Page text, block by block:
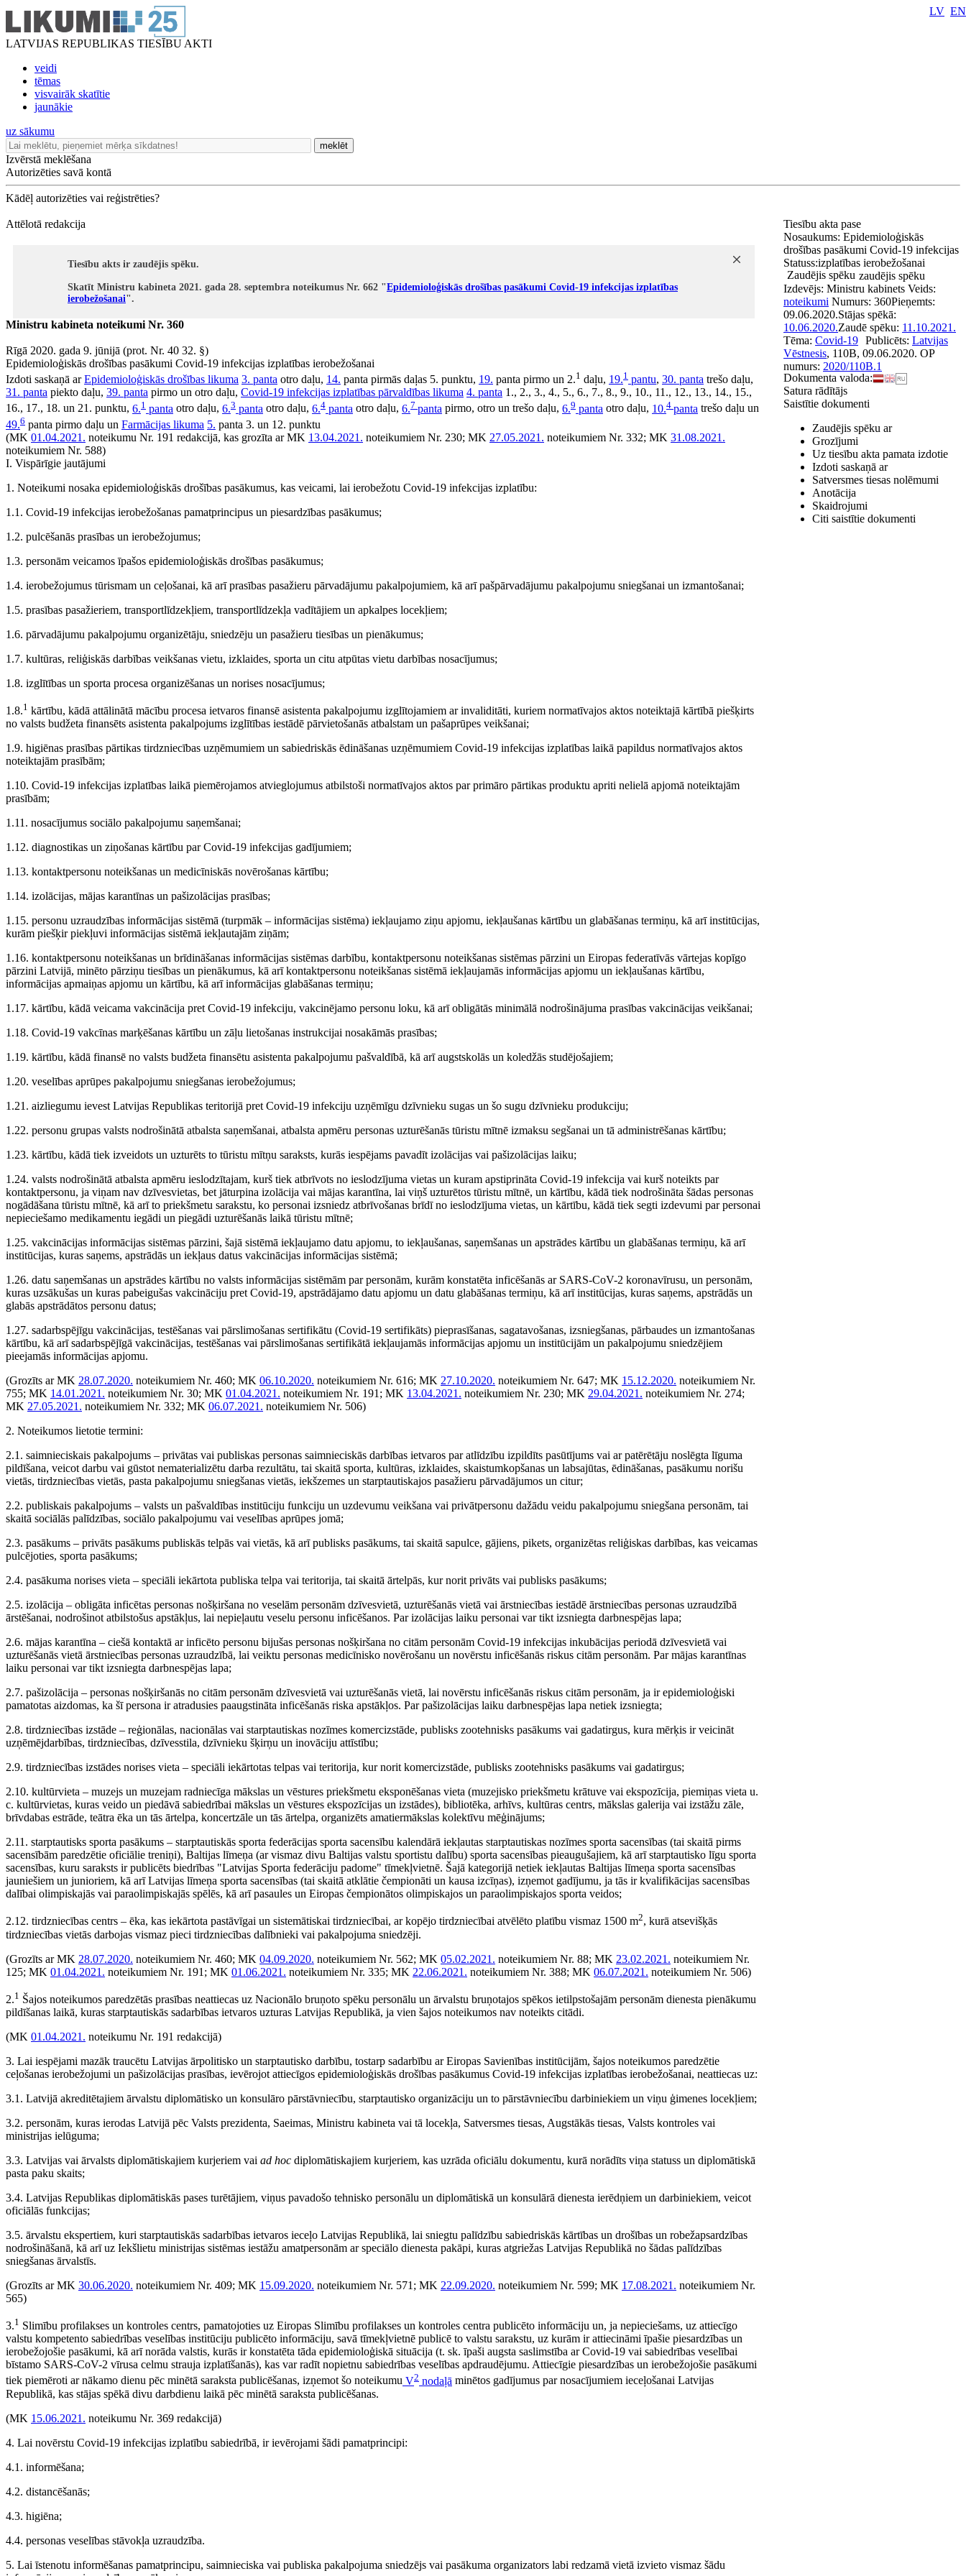
LATVIJAS REPUBLIKAS TIESĪBU AKTI
veidi
tēmas
visvairāk skatītie
jaunākie
LV EN
uz sākumu
meklēt
Izvērstā meklēšana
Autorizēties savā kontā
Kādēļ autorizēties vai reģistrēties?
Attēlotā redakcija
Tiesību akts ir zaudējis spēku.
Skatīt Ministru kabineta 2021. gada 28. septembra noteikumus Nr. 662 "Epidemioloģiskās drošības pasākumi Covid-19 infekcijas izplatības
ierobežošanai".
Ministru kabineta noteikumi Nr. 360
Rīgā 2020. gada 9. jūnijā (prot. Nr. 40 32. §)
Epidemioloģiskās drošības pasākumi Covid-19 infekcijas izplatības ierobežošanai
Izdoti saskaņā arEpidemioloģiskās drošības likuma 3. panta otro daļu, 14. panta pirmās daļas 5. punktu, 19. panta pirmo un 2.1 daļu, 19.1 pantu, 30. panta trešo daļu,
31. panta piekto daļu, 39. panta pirmo un otro daļu, Covid-19 infekcijas izplatības pārvaldības likuma 4. panta 1., 2., 3., 4., 5., 6., 7., 8., 9., 10., 11., 12., 13., 14., 15.,
16., 17., 18. un 21. punktu, 6.1 panta otro daļu, 6.3 panta otro daļu, 6.4 panta otro daļu, 6.7 panta pirmo, otro un trešo daļu, 6.9 panta otro daļu, 10.4 panta trešo daļu un
49.6 panta pirmo daļu un Farmācijas likuma 5. panta 3. un 12. punktu
(MK 01.04.2021. noteikumu Nr. 191 redakcijā, kas grozīta ar MK 13.04.2021. noteikumiem Nr. 230; MK 27.05.2021. noteikumiem Nr. 332; MK 31.08.2021.
noteikumiem Nr. 588)
I. Vispārīgie jautājumi
1. Noteikumi nosaka epidemioloģiskās drošības pasākumus, kas veicami, lai ierobežotu Covid-19 infekcijas izplatību:
1.1. Covid-19 infekcijas ierobežošanas pamatprincipus un piesardzības pasākumus;
1.2. pulcēšanās prasības un ierobežojumus;
1.3. personām veicamos īpašos epidemioloģiskās drošības pasākumus;
1.4. ierobežojumus tūrismam un ceļošanai, kā arī prasības pasažieru pārvadājumu pakalpojumiem, kā arī pašpārvadājumu pakalpojumu sniegšanai un izmantošanai;
1.5. prasības pasažieriem, transportlīdzekļiem, transportlīdzekļa vadītājiem un apkalpes locekļiem;
1.6. pārvadājumu pakalpojumu organizētāju, sniedzēju un pasažieru tiesības un pienākumus;
1.7. kultūras, reliģiskās darbības veikšanas vietu, izklaides, sporta un citu atpūtas vietu darbības nosacījumus;
1.8. izglītības un sporta procesa organizēšanas un norises nosacījumus;
1.8.1 kārtību, kādā attālinātā mācību procesa ietvaros finansē asistenta pakalpojumu izglītojamiem ar invaliditāti, kuriem normatīvajos aktos noteiktajā kārtībā piešķirts
no valsts budžeta finansēts asistenta pakalpojums izglītības iestādē pārvietošanās atbalstam un pašaprūpes veikšanai;
1.9. higiēnas prasības pārtikas tirdzniecības uzņēmumiem un sabiedriskās ēdināšanas uzņēmumiem Covid-19 infekcijas izplatības laikā papildus normatīvajos aktos
noteiktajām prasībām;
1.10. Covid-19 infekcijas izplatības laikā piemērojamos atvieglojumus atbilstoši normatīvajos aktos par primāro pārtikas produktu apriti nelielā apjomā noteiktajām
prasībām;
1.11. nosacījumus sociālo pakalpojumu saņemšanai;
1.12. diagnostikas un ziņošanas kārtību par Covid-19 infekcijas gadījumiem;
1.13. kontaktpersonu noteikšanas un medicīniskās novērošanas kārtību;
1.14. izolācijas, mājas karantīnas un pašizolācijas prasības;
1.15. personu uzraudzības informācijas sistēmā (turpmāk – informācijas sistēma) iekļaujamo ziņu apjomu, iekļaušanas kārtību un glabāšanas termiņu, kā arī institūcijas,
kurām piešķir piekļuvi informācijas sistēmā iekļautajām ziņām;
1.16. kontaktpersonu noteikšanas un brīdināšanas informācijas sistēmas darbību, kontaktpersonu noteikšanas sistēmas pārzini un Eiropas federatīvās vārtejas kopīgo
pārzini Latvijā, minēto pārziņu tiesības un pienākumus, kā arī kontaktpersonu noteikšanas sistēmā iekļaujamās informācijas apjomu un iekļaušanas kārtību,
informācijas apmaiņas apjomu un kārtību, kā arī informācijas glabāšanas termiņu;
1.17. kārtību, kādā veicama vakcinācija pret Covid-19 infekciju, vakcinējamo personu loku, kā arī obligātās minimālā nodrošinājuma prasības vakcinācijas veikšanai;
1.18. Covid-19 vakcīnas marķēšanas kārtību un zāļu lietošanas instrukcijai nosakāmās prasības;
1.19. kārtību, kādā finansē no valsts budžeta finansētu asistenta pakalpojumu pašvaldībā, kā arī augstskolās un koledžās studējošajiem;
1.20. veselības aprūpes pakalpojumu sniegšanas ierobežojumus;
1.21. aizliegumu ievest Latvijas Republikas teritorijā pret Covid-19 infekciju uzņēmīgu dzīvnieku sugas un šo sugu dzīvnieku produkciju;
1.22. personu grupas valsts nodrošinātā atbalsta saņemšanai, atbalsta apmēru personas uzturēšanās tūristu mītnē izmaksu segšanai un tā administrēšanas kārtību;
1.23. kārtību, kādā tiek izveidots un uzturēts to tūristu mītņu saraksts, kurās iespējams pavadīt izolācijas vai pašizolācijas laiku;
1.24. valsts nodrošinātā atbalsta apmēru ieslodzītajam, kurš tiek atbrīvots no ieslodzījuma vietas un kuram apstiprināta Covid-19 infekcija vai kurš noteikts par
kontaktpersonu, ja viņam nav dzīvesvietas, bet jāturpina izolācija vai mājas karantīna, lai viņš uzturētos tūristu mītnē, un kārtību, kādā tiek nodrošināta šādas personas
nogādāšana tūristu mītnē, kā arī to priekšmetu sarakstu, ko personai izsniedz atbrīvošanas brīdī no ieslodzījuma vietas, un kārtību, kādā tiek segti izdevumi par personai
nepieciešamo medikamentu iegādi un piegādi uzturēšanās laikā tūristu mītnē;
1.25. vakcinācijas informācijas sistēmas pārzini, šajā sistēmā iekļaujamo datu apjomu, to iekļaušanas, saņemšanas un apstrādes kārtību un glabāšanas termiņu, kā arī
institūcijas, kuras saņems, apstrādās un iekļaus datus vakcinācijas informācijas sistēmā;
1.26. datu saņemšanas un apstrādes kārtību no valsts informācijas sistēmām par personām, kurām konstatēta inficēšanās ar SARS-CoV-2 koronavīrusu, un personām,
kuras uzsākušas un kuras pabeigušas vakcināciju pret Covid-19, apstrādājamo datu apjomu un datu glabāšanas termiņu, kā arī institūcijas, kuras saņems, apstrādās un
glabās apstrādātos personu datus;
1.27. sadarbspējīgu vakcinācijas, testēšanas vai pārslimošanas sertifikātu (Covid-19 sertifikāts) pieprasīšanas, sagatavošanas, izsniegšanas, pārbaudes un izmantošanas
kārtību, kā arī sadarbspējīgā vakcinācijas, testēšanas vai pārslimošanas sertifikātā iekļaujamās informācijas apjomu un institūcijām un pakalpojumu sniedzējiem
pieejamās informācijas apjomu.
(Grozīts ar MK 28.07.2020. noteikumiem Nr. 460; MK 06.10.2020. noteikumiem Nr. 616; MK 27.10.2020. noteikumiem Nr. 647; MK 15.12.2020. noteikumiem Nr.
755; MK 14.01.2021. noteikumiem Nr. 30; MK 01.04.2021. noteikumiem Nr. 191; MK 13.04.2021. noteikumiem Nr. 230; MK 29.04.2021. noteikumiem Nr. 274;
MK 27.05.2021. noteikumiem Nr. 332; MK 06.07.2021. noteikumiem Nr. 506)
2. Noteikumos lietotie termini:
2.1. saimnieciskais pakalpojums – privātas vai publiskas personas saimnieciskās darbības ietvaros par atlīdzību izpildīts pasūtījums vai ar patērētāju noslēgta līguma
pildīšana, veicot darbu vai gūstot nematerializētu darba rezultātu, tai skaitā sporta, kultūras, izklaides, skaistumkopšanas un labsajūtas, ēdināšanas, pasākumu norišu
vietās, tirdzniecības vietās, pasta pakalpojumu sniegšanas vietās, iekšzemes un starptautiskajos pasažieru pārvadājumos un citur;
2.2. publiskais pakalpojums – valsts un pašvaldības institūciju funkciju un uzdevumu veikšana vai privātpersonu dažādu veidu pakalpojumu sniegšana personām, tai
skaitā sociālās palīdzības, sociālo pakalpojumu vai veselības aprūpes jomā;
2.3. pasākums – privāts pasākums publiskās telpās vai vietās, kā arī publisks pasākums, tai skaitā sapulce, gājiens, pikets, organizētas reliģiskas darbības, kas veicamas
pulcējoties, sporta pasākums;
2.4. pasākuma norises vieta – speciāli iekārtota publiska telpa vai teritorija, tai skaitā ārtelpās, kur norit privāts vai publisks pasākums;
2.5. izolācija – obligāta inficētas personas nošķiršana no veselām personām dzīvesvietā, uzturēšanās vietā vai ārstniecības iestādē ārstniecības personas uzraudzībā
ārstēšanai, nodrošinot atbilstošus apstākļus, lai nepieļautu veselu personu inficēšanos. Par izolācijas laiku personai var tikt izsniegta darbnespējas lapa;
2.6. mājas karantīna – ciešā kontaktā ar inficēto personu bijušas personas nošķiršana no citām personām Covid-19 infekcijas inkubācijas periodā dzīvesvietā vai
uzturēšanās vietā ārstniecības personas uzraudzībā, lai veiktu personas medicīnisko novērošanu un novērstu inficēšanās riskus citām personām. Par mājas karantīnas
laiku personai var tikt izsniegta darbnespējas lapa;
2.7. pašizolācija – personas nošķiršanās no citām personām dzīvesvietā vai uzturēšanās vietā, lai novērstu inficēšanās riskus citām personām, ja ir epidemioloģiski
pamatotas aizdomas, ka šī persona ir atradusies paaugstināta inficēšanās riska apstākļos. Par pašizolācijas laiku darbnespējas lapa netiek izsniegta;
2.8. tirdzniecības izstāde – reģionālas, nacionālas vai starptautiskas nozīmes komercizstāde, publisks zootehnisks pasākums vai gadatirgus, kura mērķis ir veicināt
uzņēmējdarbības, tirdzniecības, dzīvesstila, dzīvnieku šķirņu un inovāciju attīstību;
2.9. tirdzniecības izstādes norises vieta – speciāli iekārtotas telpas vai teritorija, kur norit komercizstāde, publisks zootehnisks pasākums vai gadatirgus;
2.10. kultūrvieta – muzejs un muzejam radniecīga mākslas un vēstures priekšmetu eksponēšanas vieta (muzejisko priekšmetu krātuve vai ekspozīcija, piemiņas vieta u.
c. kultūrvietas, kuras veido un piedāvā sabiedrībai mākslas un vēstures ekspozīcijas un izstādes), bibliotēka, arhīvs, kultūras centrs, mākslas galerija vai izstāžu zāle,
brīvdabas estrāde, teātra ēka un tās ārtelpa, koncertzāle un tās ārtelpa, organizēts amatiermākslas kolektīvu mēģinājums;
2.11. starptautisks sporta pasākums – starptautiskās sporta federācijas sporta sacensību kalendārā iekļautas starptautiskas nozīmes sporta sacensības (tai skaitā pirms
sacensībām paredzētie oficiālie treniņi), Baltijas līmeņa (ar vismaz divu Baltijas valstu sportistu dalību) sporta sacensības pieaugušajiem, kā arī starptautisko līgu sporta
sacensības, kuru saraksts ir publicēts biedrības "Latvijas Sporta federāciju padome" tīmekļvietnē. Šajā kategorijā netiek iekļautas Baltijas līmeņa sporta sacensības
jauniešiem un junioriem, kā arī Latvijas līmeņa sporta sacensības (tai skaitā atklātie čempionāti un kausa izcīņas), izņemot gadījumu, ja tās ir kvalifikācijas sacensības
dalībai olimpiskajās vai paraolimpiskajās spēlēs, kā arī pasaules un Eiropas čempionātos olimpiskajos un paraolimpiskajos sporta veidos;
2.12. tirdzniecības centrs – ēka, kas iekārtota pastāvīgai un sistemātiskai tirdzniecībai, ar kopējo tirdzniecībai atvēlēto platību vismaz 1500 m2, kurā atsevišķās
tirdzniecības vietās darbojas vismaz pieci tirdzniecības dalībnieki vai pakalpojuma sniedzēji.
(Grozīts ar MK 28.07.2020. noteikumiem Nr. 460; MK 04.09.2020. noteikumiem Nr. 562; MK 05.02.2021. noteikumiem Nr. 88; MK 23.02.2021. noteikumiem Nr.
125; MK 01.04.2021. noteikumiem Nr. 191; MK 01.06.2021. noteikumiem Nr. 335; MK 22.06.2021. noteikumiem Nr. 388; MK 06.07.2021. noteikumiem Nr. 506)
2.1 Šajos noteikumos paredzētās prasības neattiecas uz Nacionālo bruņoto spēku personālu un ārvalstu bruņotajos spēkos ietilpstošajām personām dienesta pienākumu
pildīšanas laikā, kuras starptautiskās sadarbības ietvaros uzturas Latvijas Republikā, ja vien šajos noteikumos nav noteikts citādi.
(MK 01.04.2021. noteikumu Nr. 191 redakcijā)
3. Lai iespējami mazāk traucētu Latvijas ārpolitisko un starptautisko darbību, tostarp sadarbību ar Eiropas Savienības institūcijām, šajos noteikumos paredzētie
ceļošanas ierobežojumi un pašizolācijas prasības, ievērojot attiecīgos epidemioloģiskās drošības pasākumus Covid-19 infekcijas izplatības ierobežošanai, neattiecas uz:
3.1. Latvijā akreditētajiem ārvalstu diplomātisko un konsulāro pārstāvniecību, starptautisko organizāciju un to pārstāvniecību darbiniekiem un viņu ģimenes locekļiem;
3.2. personām, kuras ierodas Latvijā pēc Valsts prezidenta, Saeimas, Ministru kabineta vai tā locekļa, Satversmes tiesas, Augstākās tiesas, Valsts kontroles vai
ministrijas ielūguma;
3.3. Latvijas vai ārvalsts diplomātiskajiem kurjeriem vai ad hoc diplomātiskajiem kurjeriem, kas uzrāda oficiālu dokumentu, kurā norādīts viņa statuss un diplomātiskā
pasta paku skaits;
3.4. Latvijas Republikas diplomātiskās pases turētājiem, viņus pavadošo tehnisko personālu un diplomātiskā un konsulārā dienesta ierēdņiem un darbiniekiem, veicot
oficiālās funkcijas;
3.5. ārvalstu ekspertiem, kuri starptautiskās sadarbības ietvaros ieceļo Latvijas Republikā, lai sniegtu palīdzību sabiedriskās kārtības un drošības un robežapsardzības
nodrošināšanā, kā arī uz Iekšlietu ministrijas sistēmas iestāžu amatpersonām ar speciālo dienesta pakāpi, kuras atgriežas Latvijas Republikā no šādas palīdzības
sniegšanas ārvalstīs.
(Grozīts ar MK 30.06.2020. noteikumiem Nr. 409; MK 15.09.2020. noteikumiem Nr. 571; MK 22.09.2020. noteikumiem Nr. 599; MK 17.08.2021. noteikumiem Nr.
565)
3.1 Slimību profilakses un kontroles centrs, pamatojoties uz Eiropas Slimību profilakses un kontroles centra publicēto informāciju un, ja nepieciešams, uz attiecīgo
valstu kompetento sabiedrības veselības institūciju publicēto informāciju, savā tīmekļvietnē publicē to valstu sarakstu, uz kurām ir attiecināmi īpašie piesardzības un
ierobežojošie pasākumi, kā arī norāda valstis, kurās ir konstatēta tāda epidemioloģiskā situācija (t. sk. īpaši augsta saslimstība ar Covid-19 vai sabiedrības veselībai
bīstamo SARS-CoV-2 vīrusa celmu strauja izplatīšanās), kas var radīt nopietnu sabiedrības veselības apdraudējumu. Attiecīgie piesardzības un ierobežojošie pasākumi
tiek piemēroti ar nākamo dienu pēc minētā saraksta publicēšanas, izņemot šo noteikumu V2 nodaļā minētos gadījumus par nosacījumiem ieceļošanai Latvijas
Republikā, kas stājas spēkā divu darbdienu laikā pēc minētā saraksta publicēšanas.
(MK 15.06.2021. noteikumu Nr. 369 redakcijā)
4. Lai novērstu Covid-19 infekcijas izplatību sabiedrībā, ir ievērojami šādi pamatprincipi:
4.1. informēšana;
4.2. distancēšanās;
4.3. higiēna;
4.4. personas veselības stāvokļa uzraudzība.
5. Lai īstenotu informēšanas pamatprincipu, saimnieciska vai publiska pakalpojuma sniedzējs vai pasākuma organizators labi redzamā vietā izvieto vismaz šādu
Tiesību akta pase
Nosaukums: Epidemioloģiskās
drošības pasākumi Covid-19 infekcijas
izplatības ierobežošanai
Statuss:
Zaudējis spēku zaudējis spēku
Izdevējs: Ministru kabinets Veids:
noteikumi Numurs: 360Pieņemts:
09.06.2020.Stājas spēkā:
10.06.2020.Zaudē spēku: 11.10.2021.
Tēma: Covid-19 Publicēts: Latvijas
Vēstnesis, 110B, 09.06.2020. OP
numurs: 2020/110B.1
Dokumenta valoda:
Satura rādītājs
Saistītie dokumenti
Zaudējis spēku ar
Grozījumi
Uz tiesību akta pamata izdotie
Izdoti saskaņā ar
Satversmes tiesas nolēmumi
Anotācija
Skaidrojumi
Citi saistītie dokumenti